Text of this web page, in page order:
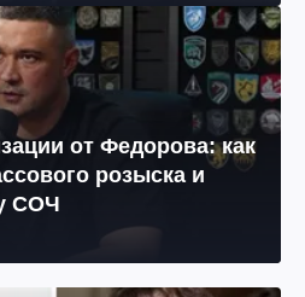
от Федорова: как
розыска и
СОЧ